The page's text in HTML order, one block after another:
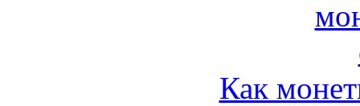
Как